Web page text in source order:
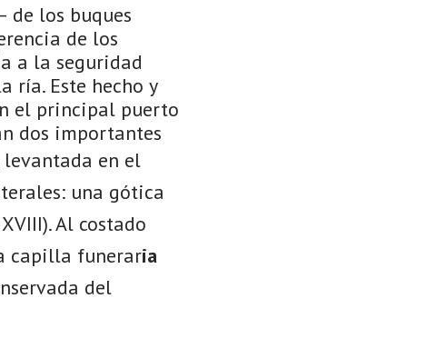
los buques
de los
a la seguridad
ría. Este hecho y
el principal puerto
dos importantes
levantada en el
una gótica
Al costado
capilla funeraria
del